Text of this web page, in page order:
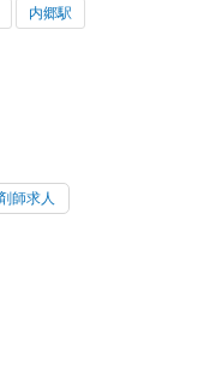
内郷駅
師求人